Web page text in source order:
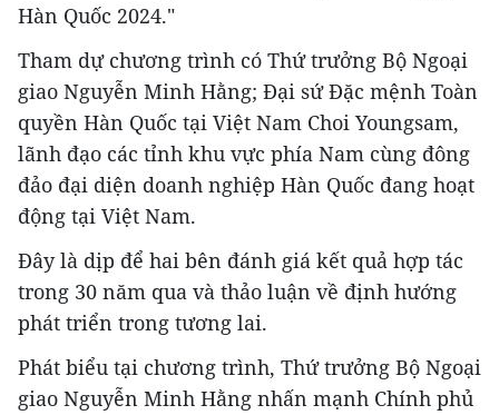
Hàn Quốc 2024."
Tham dự chương trình có Thứ trưởng Bộ Ngoại
giao Nguyễn Minh Hằng; Đại sứ Đặc mệnh Toàn
quyền Hàn Quốc tại Việt Nam Choi Youngsam,
lãnh đạo các tỉnh khu vực phía Nam cùng đông
đảo đại diện doanh nghiệp Hàn Quốc đang hoạt
động tại Việt Nam.
Đây là dịp để hai bên đánh giá kết quả hợp tác
trong 30 năm qua và thảo luận về định hướng
phát triển trong tương lai.
Phát biểu tại chương trình, Thứ trưởng Bộ Ngoại
giao Nguyễn Minh Hằng nhấn mạnh Chính phủ